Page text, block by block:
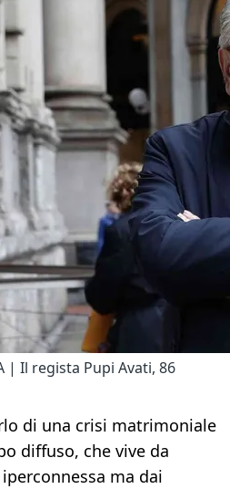
| Il regista Pupi Avati, 86
di una crisi matrimoniale
diffuso, che vive da
ma dai